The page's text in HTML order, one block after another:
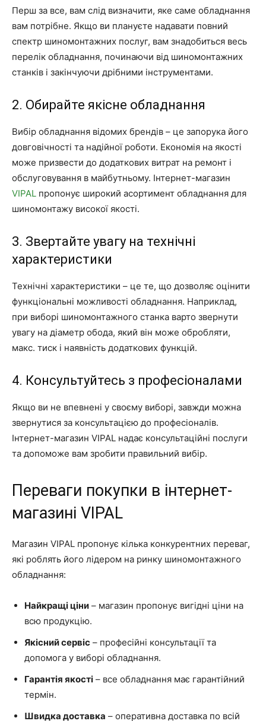
Перш за все, вам слід визначити, яке саме обладнання
вам потрібне. Якщо ви плануєте надавати повний
спектр шиномонтажних послуг, вам знадобиться весь
перелік обладнання, починаючи від шиномонтажних
станків і закінчуючи дрібними інструментами.
2. Обирайте якісне обладнання
Вибір обладнання відомих брендів – це запорука його
довговічності та надійної роботи. Економія на якості
може призвести до додаткових витрат на ремонт і
обслуговування в майбутньому. Інтернет-магазин
VIPAL пропонує широкий асортимент обладнання для
шиномонтажу високої якості.
3. Звертайте увагу на технічні
характеристики
Технічні характеристики – це те, що дозволяє оцінити
функціональні можливості обладнання. Наприклад,
при виборі шиномонтажного станка варто звернути
увагу на діаметр обода, який він може обробляти,
макс. тиск і наявність додаткових функцій.
4. Консультуйтесь з професіоналами
Якщо ви не впевнені у своєму виборі, завжди можна
звернутися за консультацією до професіоналів.
Інтернет-магазин VIPAL надає консультаційні послуги
та допоможе вам зробити правильний вибір.
Переваги покупки в інтернет-
магазині VIPAL
Магазин VIPAL пропонує кілька конкурентних переваг,
які роблять його лідером на ринку шиномонтажного
обладнання:
Найкращі ціни – магазин пропонує вигідні ціни на
всю продукцію.
Якісний сервіс – професійні консультації та
допомога у виборі обладнання.
Гарантія якості – все обладнання має гарантійний
термін.
Швидка доставка – оперативна доставка по всій